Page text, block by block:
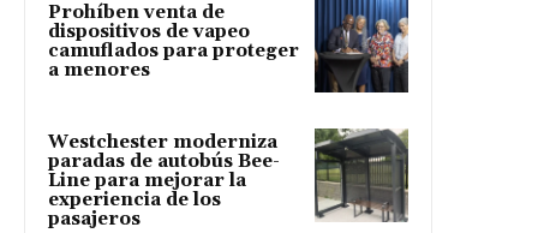
Prohíben venta de
dispositivos de vapeo
camuflados para proteger
a menores
Westchester moderniza
paradas de autobús Bee-
Line para mejorar la
experiencia de los
pasajeros